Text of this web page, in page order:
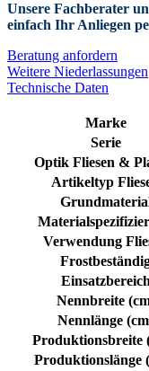
Unsere Fachberater
einfach Ihr Anliegen
Beratung anfordern
Weitere Niederlassungen
Technische Daten
Marke
Serie
Optik Fliesen &
Artikeltyp
Verwendung
Einsatzbereich
Nennbreite
Nennlänge
Produktionsbreite
Produktionslänge